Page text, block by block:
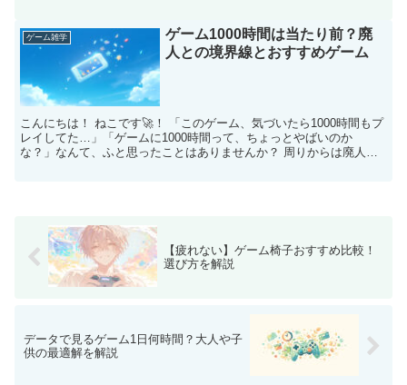
ゲーム雑学
ゲーム1000時間は当たり前？廃
人との境界線とおすすめゲーム
こんにちは！ ねこです🚀！ 「このゲーム、気づいたら1000時間もプ
レイしてた…」「ゲームに1000時間って、ちょっとやばいのか
な？」なんて、ふと思ったことはありませんか？ 周りからは廃人だ
【疲れない】ゲーム椅子おすすめ比較！
選び方を解説
データで見るゲーム1日何時間？大人や子
供の最適解を解説